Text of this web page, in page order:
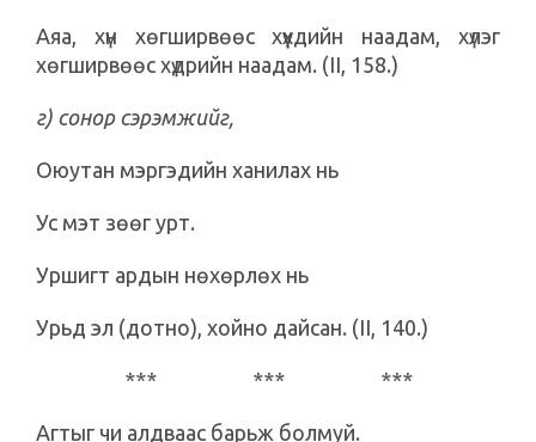
Аяа, хүн хөгширвөөс хүүхдийн наадам, хүлэг
хөгширвөөс хүдрийн наадам. (II, 158.)
г) сонор сэрэмжийг,
Оюутан мэргэдийн ханилах нь
Ус мэт зөөг урт.
Уршигт ардын нөхөрлөх нь
Урьд эл (дотно), хойно дайсан. (II, 140.)
*** *** ***
Агтыг чи алдваас барьж болмуй.